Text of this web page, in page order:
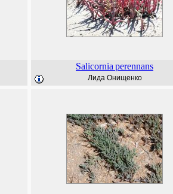
Salicornia perennans
Лида Онищенко